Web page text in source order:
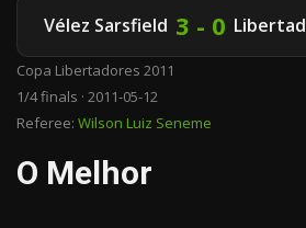
Vélez Sarsfield 3 - 0 Libertad
Copa Libertadores 2011
1/4 finals · 2011-05-12
Referee: Wilson Luiz Seneme
O Melhor